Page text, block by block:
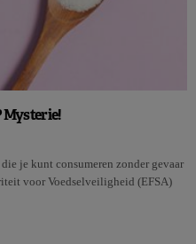
Mysterie!
je kunt consumeren zonder gevaar
voor Voedselveiligheid (EFSA)